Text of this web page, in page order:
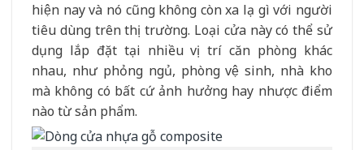
hiện nay và nó cũng không còn xa lạ gì với người
tiêu dùng trên thị trường. Loại cửa này có thể sử
dụng lắp đặt tại nhiều vị trí căn phòng khác
nhau, như phỏng ngủ, phòng vệ sinh, nhà kho
mà không có bất cứ ảnh hưởng hay nhược điểm
nào từ sản phẩm.